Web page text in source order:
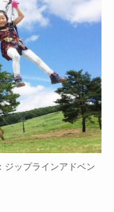
ジップラインアドベン